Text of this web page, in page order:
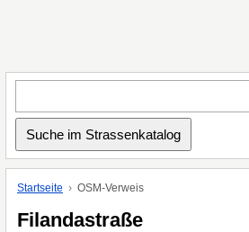
Startseite OSM-Verweis
Filandastraße